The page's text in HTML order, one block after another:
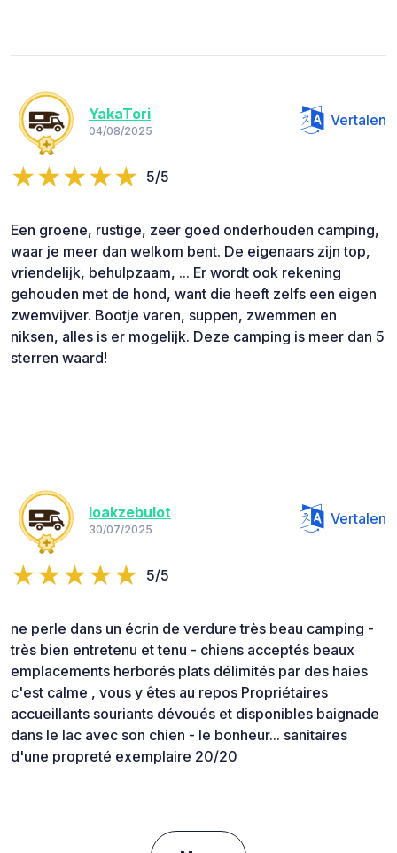
YakaTori
04/08/2025
Vertalen
5/5
Een groene, rustige, zeer goed onderhouden camping,
waar je meer dan welkom bent. De eigenaars zijn top,
vriendelijk, behulpzaam, ... Er wordt ook rekening
gehouden met de hond, want die heeft zelfs een eigen
zwemvijver. Bootje varen, suppen, zwemmen en
niksen, alles is er mogelijk. Deze camping is meer dan 5
sterren waard!
loakzebulot
30/07/2025
Vertalen
5/5
ne perle dans un écrin de verdure très beau camping -
très bien entretenu et tenu - chiens acceptés beaux
emplacements herborés plats délimités par des haies
c'est calme , vous y êtes au repos Propriétaires
accueillants souriants dévoués et disponibles baignade
dans le lac avec son chien - le bonheur... sanitaires
d'une propreté exemplaire 20/20